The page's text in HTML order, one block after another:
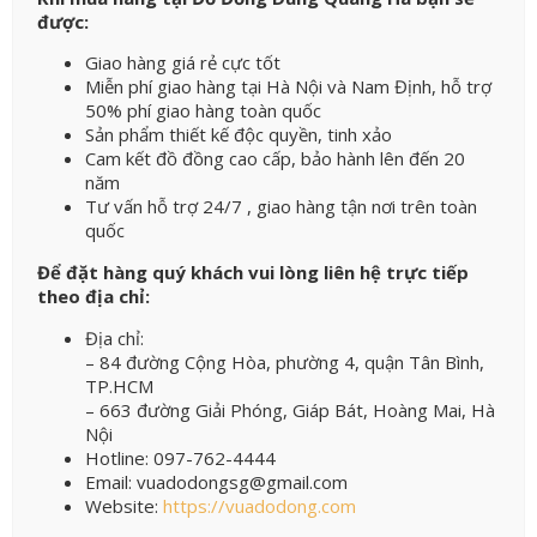
được:
Giao hàng giá rẻ cực tốt
Miễn phí giao hàng tại Hà Nội và Nam Định, hỗ trợ
50% phí giao hàng toàn quốc
Sản phẩm thiết kế độc quyền, tinh xảo
Cam kết đồ đồng cao cấp, bảo hành lên đến 20
năm
Tư vấn hỗ trợ 24/7 , giao hàng tận nơi trên toàn
quốc
Để đặt hàng quý khách vui lòng liên hệ trực tiếp
theo địa chỉ:
Địa chỉ:
– 84 đường Cộng Hòa, phường 4, quận Tân Bình,
TP.HCM
– 663 đường Giải Phóng, Giáp Bát, Hoàng Mai, Hà
Nội
Hotline: 097-762-4444
Email: vuadodongsg@gmail.com
Website: https://vuadodong.com